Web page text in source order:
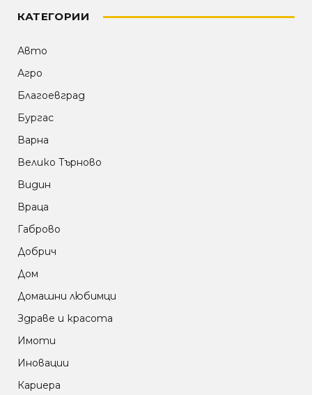
КАТЕГОРИИ
Авто
Агро
Благоевград
Бургас
Варна
Велико Търново
Видин
Враца
Габрово
Добрич
Дом
Домашни любимци
Здраве и красота
Имоти
Иновации
Кариера